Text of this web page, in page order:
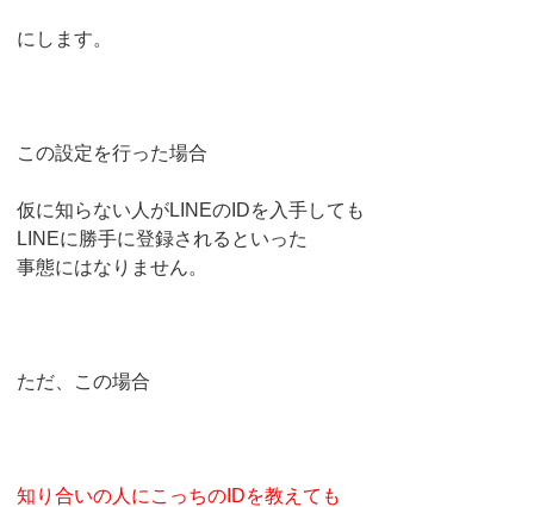
にします。
この設定を行った場合
仮に知らない人がLINEのIDを入手しても
LINEに勝手に登録されるといった
事態にはなりません。
ただ、この場合
知り合いの人にこっちのIDを教えても